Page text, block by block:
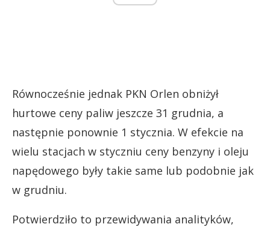
Równocześnie jednak PKN Orlen obniżył
hurtowe ceny paliw jeszcze 31 grudnia, a
następnie ponownie 1 stycznia. W efekcie na
wielu stacjach w styczniu ceny benzyny i oleju
napędowego były takie same lub podobnie jak
w grudniu.
Potwierdziło to przewidywania analityków,